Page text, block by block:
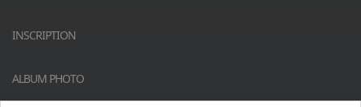
INSCRIPTION
ALBUM PHOTO